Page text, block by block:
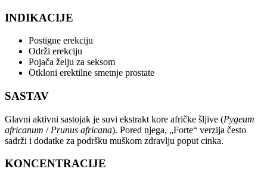
INDIKACIJE
Postigne erekciju
Održi erekciju
Pojača želju za seksom
Otkloni erektilne smetnje prostate
SASTAV
Glavni aktivni sastojak je suvi ekstrakt kore afričke šljive (Pygeum
africanum / Prunus africana). Pored njega, „Forte“ verzija često
sadrži i dodatke za podršku muškom zdravlju poput cinka.
KONCENTRACIJE